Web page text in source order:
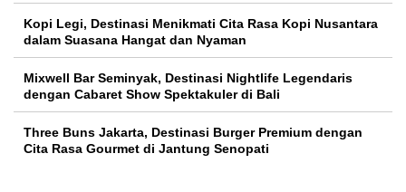
Kopi Legi, Destinasi Menikmati Cita Rasa Kopi Nusantara
dalam Suasana Hangat dan Nyaman
Mixwell Bar Seminyak, Destinasi Nightlife Legendaris
dengan Cabaret Show Spektakuler di Bali
Three Buns Jakarta, Destinasi Burger Premium dengan
Cita Rasa Gourmet di Jantung Senopati